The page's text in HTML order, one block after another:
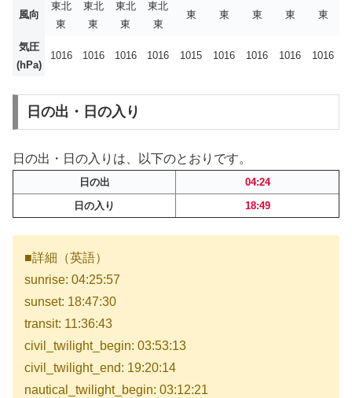
風向
東北
東
東北
東
東北
東
東北
東
東 東 東 東 東
気圧
(hPa)
1016 1016 1016 1016 1015 1016 1016 1016 1016
日の出・日の入り
日の出・日の入りは、以下のとおりです。
日の出
04:24
日の入り
18:49
■詳細（英語）
sunrise: 04:25:57
sunset: 18:47:30
transit: 11:36:43
civil_twilight_begin: 03:53:13
civil_twilight_end: 19:20:14
nautical_twilight_begin: 03:12:21